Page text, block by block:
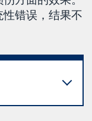
错误，结果不